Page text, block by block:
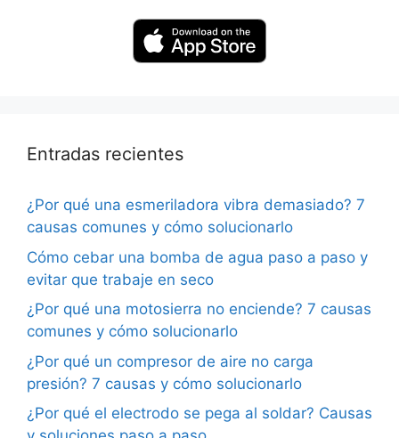
Entradas recientes
¿Por qué una esmeriladora vibra demasiado? 7
causas comunes y cómo solucionarlo
Cómo cebar una bomba de agua paso a paso y
evitar que trabaje en seco
¿Por qué una motosierra no enciende? 7 causas
comunes y cómo solucionarlo
¿Por qué un compresor de aire no carga
presión? 7 causas y cómo solucionarlo
¿Por qué el electrodo se pega al soldar? Causas